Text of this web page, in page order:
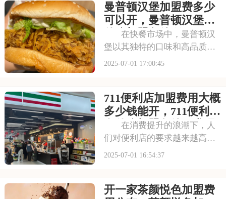
格和温馨的氛围让人仿佛穿越
时空，感受到浓厚的茶文化。
每一款茶饮都选用上
曼普顿汉堡加盟费多少
可以开，曼普顿汉堡有
什么加盟条件呀
在快餐市场中，曼普顿汉
堡以其独特的口味和高品质的
产品脱颖而出，成为众多消费
鼻而来，让人垂涎欲滴。每一
款汉堡都选用上等的食材，搭
配新鲜的蔬菜和秘制
2025-07-01 17:00:45
711便利店加盟费用大概
多少钱能开，711便利店
有什么加盟条件要求吗
在消费提升的浪潮下，人
们对便利店的要求越来越高，
不仅追求商品的丰富性，更注
泛的门店网络和丰富的商品种
2025-07-01 16:54:37
开一家茶颜悦色加盟费